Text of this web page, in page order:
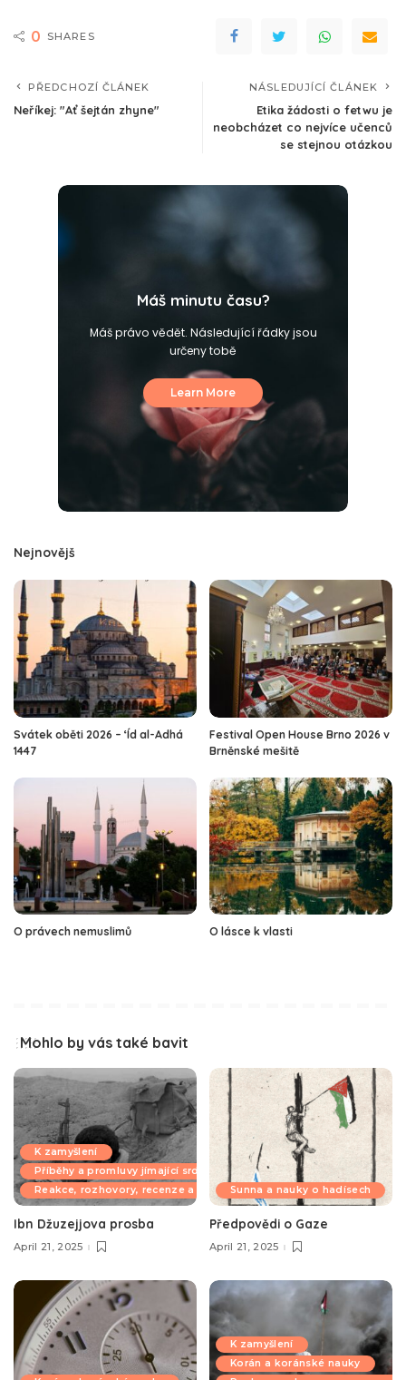
0 SHARES
PŘEDCHOZÍ ČLÁNEK
Neříkej: "Ať šejtán zhyne"
NÁSLEDUJÍCÍ ČLÁNEK
Etika žádosti o fetwu je
neobcházet co nejvíce učenců
se stejnou otázkou
Máš minutu času?
Máš právo vědět. Následující řádky jsou
určeny tobě
Learn More
Nejnovějš
Svátek oběti 2026 – ‘Íd al-Adhá
1447
Festival Open House Brno 2026 v
Brněnské mešitě
O právech nemuslimů O lásce k vlasti
Mohlo by vás také bavit
K zamyšlení
Příběhy a promluvy jímající srdce
Reakce, rozhovory, recenze a komentáře
Ibn Džuzejjova prosba
April 21, 2025
Sunna a nauky o hadísech
Předpovědi o Gaze
April 21, 2025
K zamyšlení
Korán a koránské nauky